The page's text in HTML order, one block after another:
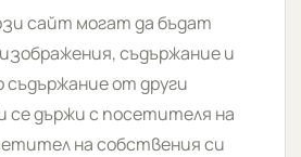
сайт могат да бъдат
съдържание и
от други
се държи с посетителя на
на собствения си